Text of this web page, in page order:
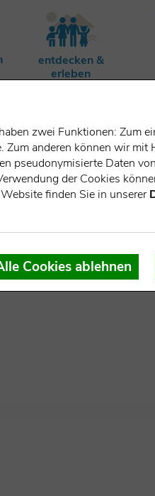
entdecken &
erleben
zwei Funktionen: Zum
anderen können wir mit
pseudonymisierte Daten
der Cookies
finden Sie in unserer
Cookies ablehnen